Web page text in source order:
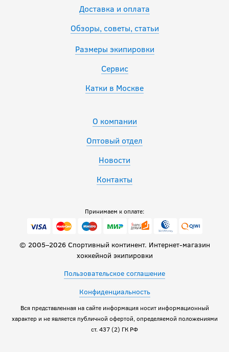
Доставка и оплата
Обзоры, советы, статьи
Размеры экипировки
Сервис
Катки в Москве
О компании
Оптовый отдел
Новости
Контакты
Принимаем к оплате:
© 2005–2026 Спортивный континент. Интернет-магазин
хоккейной экипировки
Пользовательское соглашение
Конфиденциальность
Вся представленная на сайте информация носит информационный
характер и не является публичной офертой, определяемой положениями
ст. 437 (2) ГК РФ